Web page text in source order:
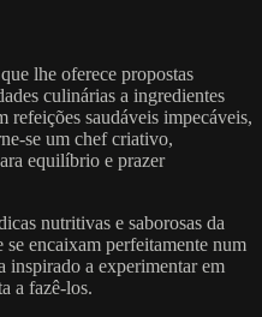
lhe oferece propostas
culinárias a ingredientes
refeições saudáveis impecáveis,
se um chef criativo,
equilíbrio e prazer
nutritivas e saborosas da
encaixam perfeitamente num
inspirado a experimentar em
a fazê-los.